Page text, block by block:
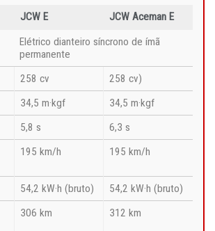
JCW E
JCW Aceman E
Elétrico dianteiro síncrono de ímã
permanente
258 cv
258 cv)
34,5 m·kgf
34,5 m·kgf
5,8 s
6,3 s
195 km/h 195 km/h
54,2 kW·h (bruto)
54,2 kW·h (bruto)
306 km 312 km